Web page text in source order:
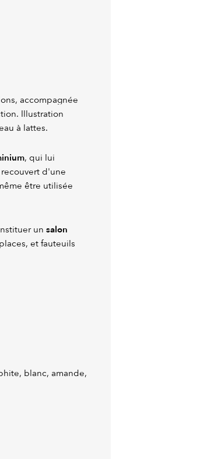
accompagnée
Illustration
à lattes.
, qui lui
d'une
être utilisée
un salon
et fauteuils
blanc, amande,